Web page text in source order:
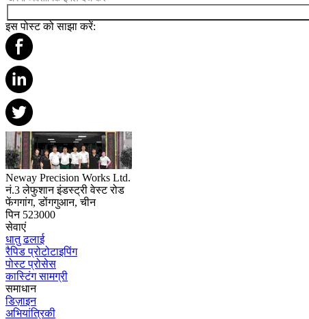
इस पोस्ट को साझा करें:
Neway Precision Works Ltd.
नं.3 लेफुशान इंडस्ट्री वेस्ट रोड
फेंगगांग, डोंगगुआन, चीन
पिन 523000
सेवाएं
धातु ढलाई
रैपिड प्रोटोटाइपिंग
पोस्ट प्रोसेस
कास्टिंग सामग्री
समाधान
डिज़ाइन
अभियांत्रिकी